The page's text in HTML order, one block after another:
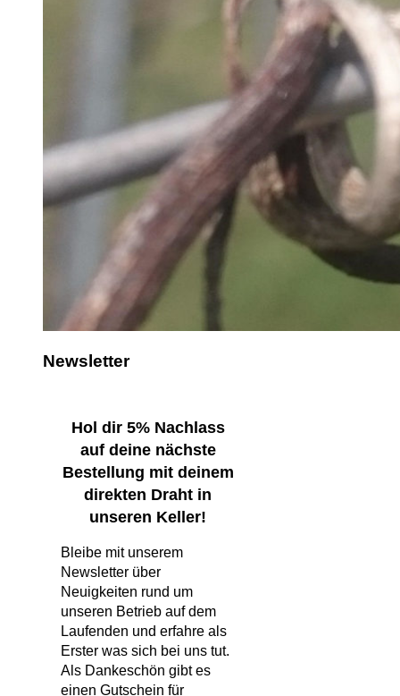
Newsletter
Hol dir 5% Nachlass
auf deine nächste
Bestellung mit deinem
direkten Draht in
unseren Keller!
Bleibe mit unserem
Newsletter über
Neuigkeiten rund um
unseren Betrieb auf dem
Laufenden und erfahre als
Erster was sich bei uns tut.
Als Dankeschön gibt es
einen Gutschein für